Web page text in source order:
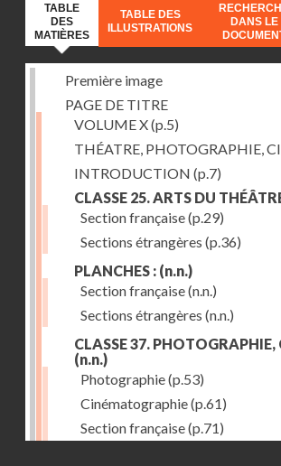
TABLE
DES
MATIÈRES
TABLE DES
ILLUSTRATIONS
DANS LE
Première image
PAGE DE TITRE
VOLUME X(p.5)
THÉATRE, PHOTOGRAPHIE,
INTRODUCTION (p.7)
CLASSE 25. ARTS DU
Section française(p.29)
Sections étrangères (p.36)
PLANCHES : (n.n.)
Section française(n.n.)
Sections étrangères (n.n.)
CLASSE 37.
(n.n.)
Photographie(p.53)
Cinématographie(p.61)
Section française(p.71)